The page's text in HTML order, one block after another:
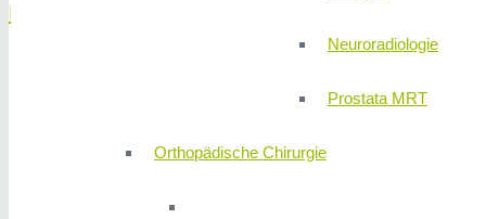
Neuroradiologie
Prostata MRT
Orthopädische Chirurgie
Koloproktologie